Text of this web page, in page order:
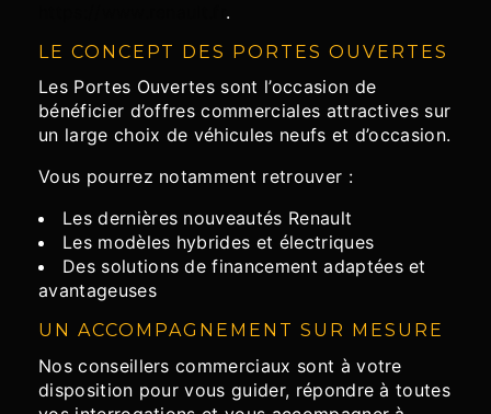
.
LE CONCEPT DES PORTES OUVERTES
Les Portes Ouvertes sont l’occasion de
bénéficier d’offres commerciales attractives sur
un large choix de véhicules neufs et d’occasion.
Vous pourrez notamment retrouver :
Les dernières nouveautés Renault
Les modèles hybrides et électriques
Des solutions de financement adaptées et
avantageuses
UN ACCOMPAGNEMENT SUR MESURE
Nos conseillers commerciaux sont à votre
disposition pour vous guider, répondre à toutes